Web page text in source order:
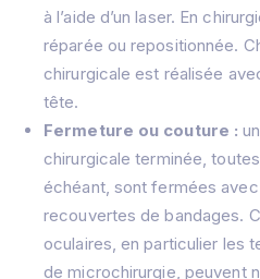
Blépharoplastie Chirurgie
IOL (lentille intraoculaire)
Strabisme
Oeil sec
à l’aide d’un laser. En
réparée ou repositionnée.
chirurgicale est réalisée
tête.
Fermeture ou couture :
chirurgicale terminée,
échéant, sont fermées
recouvertes de bandages.
oculaires, en particulier les
de microchirurgie, peuvent